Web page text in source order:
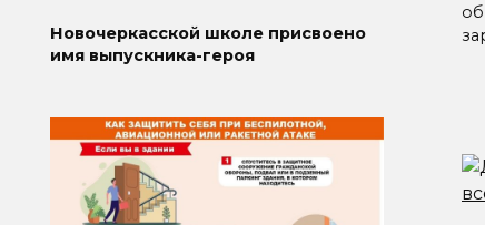
Новочеркасской школе присвоено
имя выпускника-героя